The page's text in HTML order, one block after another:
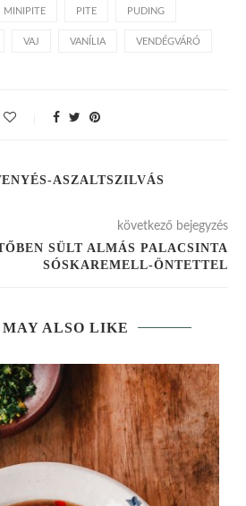
MINIPITE PITE PUDING
VAJ VANÍLIA VENDÉGVÁRÓ
ASZALTSZILVÁS
következő bejegyzés
SÜLT ALMÁS PALACSINTA
SÓSKAREMELL-ÖNTETTEL
MAY ALSO LIKE